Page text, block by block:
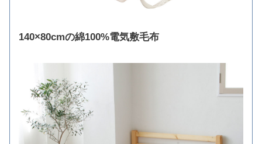
140×80cmの綿100%電気敷毛布